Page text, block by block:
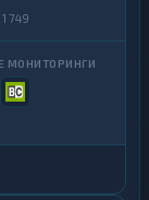
1 749